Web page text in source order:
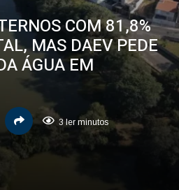
COM 81,8%
MAS DAEV PEDE
ÁGUA EM
3 ler minutos